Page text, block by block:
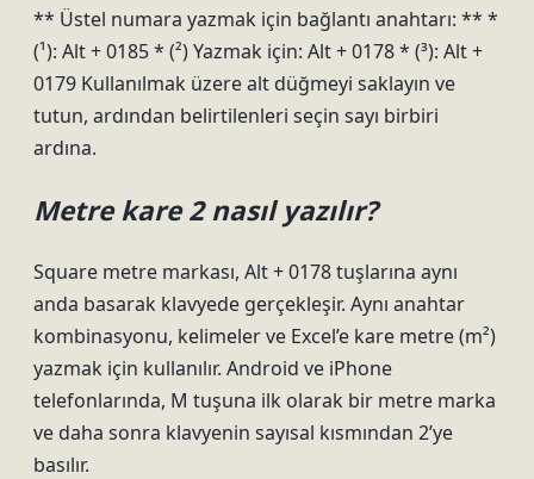
** Üstel numara yazmak için bağlantı anahtarı: ** *
(¹): Alt + 0185 * (²) Yazmak için: Alt + 0178 * (³): Alt +
0179 Kullanılmak üzere alt düğmeyi saklayın ve
tutun, ardından belirtilenleri seçin sayı birbiri
ardına.
Metre kare 2 nasıl yazılır?
Square metre markası, Alt + 0178 tuşlarına aynı
anda basarak klavyede gerçekleşir. Aynı anahtar
kombinasyonu, kelimeler ve Excel’e kare metre (m²)
yazmak için kullanılır. Android ve iPhone
telefonlarında, M tuşuna ilk olarak bir metre marka
ve daha sonra klavyenin sayısal kısmından 2’ye
basılır.